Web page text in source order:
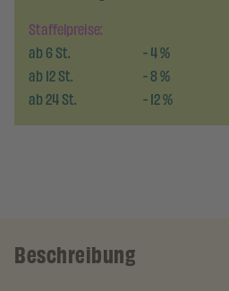
Staffelpreise:
ab6St. -4%
ab12St. -8%
ab24St. -12%
Beschreibung